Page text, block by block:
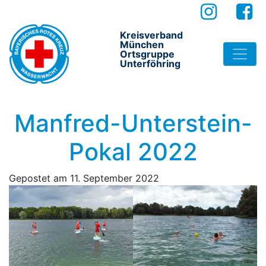
Kreisverband
München
Ortsgruppe
Unterföhring
Manfred-Unterstein-
Pokal 2022
Gepostet am 11. September 2022